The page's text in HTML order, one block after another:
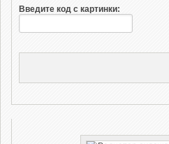
Введите код с картинки: